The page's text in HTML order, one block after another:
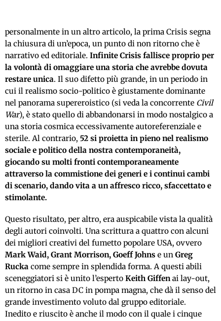
personalmente in un altro articolo, la prima Crisis segna
la chiusura di un’epoca, un punto di non ritorno che è
narrativo ed editoriale. Infinite Crisis fallisce proprio per
la volontà di omaggiare una storia che avrebbe dovuta
restare unica. Il suo difetto più grande, in un periodo in
cui il realismo socio-politico è giustamente dominante
nel panorama supereroistico (si veda la concorrente Civil
War), è stato quello di abbandonarsi in modo nostalgico a
una storia cosmica eccessivamente autoreferenziale e
sterile. Al contrario, 52 si proietta in pieno nel realismo
sociale e politico della nostra contemporaneità,
giocando su molti fronti contemporaneamente
attraverso la commistione dei generi e i continui cambi
di scenario, dando vita a un affresco ricco, sfaccettato e
stimolante.
Questo risultato, per altro, era auspicabile vista la qualità
degli autori coinvolti. Una scrittura a quattro con alcuni
dei migliori creativi del fumetto popolare USA, ovvero
Mark Waid, Grant Morrison, Goeff Johns e un Greg
Rucka come sempre in splendida forma. A questi abili
sceneggiatori si è unito l’esperto Keith Giffenai lay-out,
un ritorno in casa DC in pompa magna, che dà il senso del
grande investimento voluto dal gruppo editoriale.
Inedito e riuscito è anche il modo con il quale i cinque